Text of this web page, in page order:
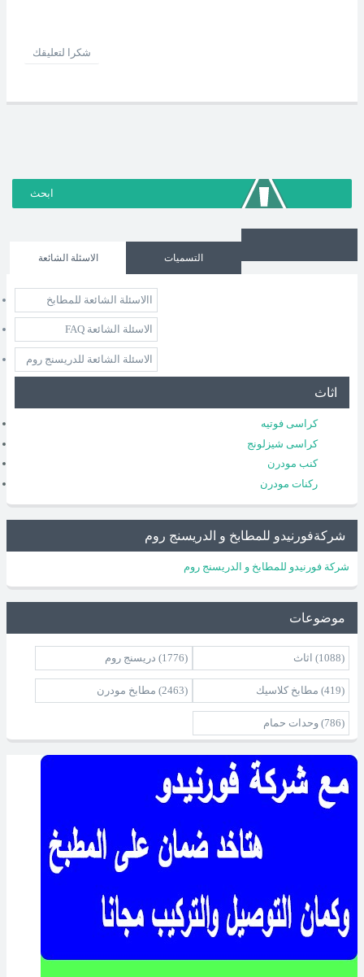
شكرا لتعليقك
الاسئلة الشائعة التسميات
االاسئلة الشائعة للمطابخ
الاسئلة الشائعة FAQ
الاسئلة الشائعة للدريسنج روم
اثاث
كراسى فوتيه
كراسى شيزلونج
كنب مودرن
ركنات مودرن
شركةفورنيدو للمطابخ و الدريسنج روم
شركة فورنيدو للمطابخ و الدريسنج روم
موضوعات
اثاث (1088) دريسنج روم (1776)
مطابخ كلاسيك (419) مطابخ مودرن (2463)
وحدات حمام (786)